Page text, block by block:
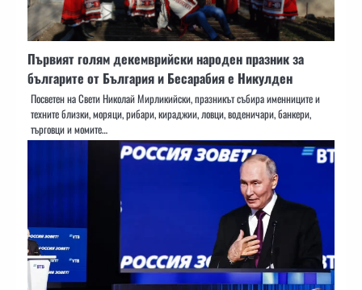
Първият голям декемврийски народен празник за
българите от България и Бесарабия е Никулден
Посветен на Свети Николай Мирликийски, празникът събира именниците и
техните близки, моряци, рибари, кираджии, ловци, воденичари, банкери,
търговци и момите…